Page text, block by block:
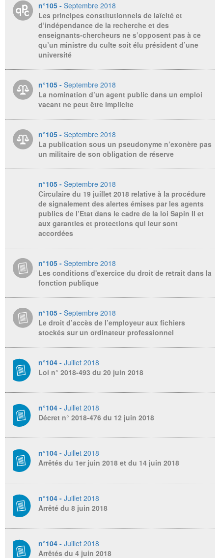
n°105 - Septembre 2018
Les principes constitutionnels de laïcité et
d’indépendance de la recherche et des
enseignants-chercheurs ne s’opposent pas à ce
qu’un ministre du culte soit élu président d’une
université
n°105 - Septembre 2018
La nomination d’un agent public dans un emploi
vacant ne peut être implicite
n°105 - Septembre 2018
La publication sous un pseudonyme n’exonère pas
un militaire de son obligation de réserve
n°105 - Septembre 2018
Circulaire du 19 juillet 2018 relative à la procédure
de signalement des alertes émises par les agents
publics de l’Etat dans le cadre de la loi Sapin II et
aux garanties et protections qui leur sont
accordées
n°105 - Septembre 2018
Les conditions d'exercice du droit de retrait dans la
fonction publique
n°105 - Septembre 2018
Le droit d’accès de l’employeur aux fichiers
stockés sur un ordinateur professionnel
n°104 - Juillet 2018
Loi n° 2018-493 du 20 juin 2018
n°104 - Juillet 2018
Décret n° 2018-476 du 12 juin 2018
n°104 - Juillet 2018
Arrêtés du 1er juin 2018 et du 14 juin 2018
n°104 - Juillet 2018
Arrêté du 8 juin 2018
n°104 - Juillet 2018
Arrêtés du 4 juin 2018